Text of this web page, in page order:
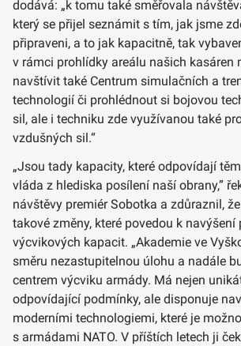
dodává: „k tomu také směřovala
který se přijel seznámit s tím, jak jsme
připraveni, a to jak kapacitně, tak
v rámci prohlídky areálu našich kasáren
navštívit také Centrum simulačních a
technologií či prohlédnout si bojovou
sil, ale i techniku zde využívanou také
vzdušných sil.“
„Jsou tady kapacity, které odpovídají
vláda z hlediska posílení naší obrany,”
návštěvy premiér Sobotka a zdůraznil,
takové změny, které povedou k navýšení
výcvikových kapacit. „Akademie ve
směru nezastupitelnou úlohu a nadále
centrem výcviku armády. Má nejen
odpovídající podmínky, ale disponuje
moderními technologiemi, které je
s armádami NATO. V příštích letech ji